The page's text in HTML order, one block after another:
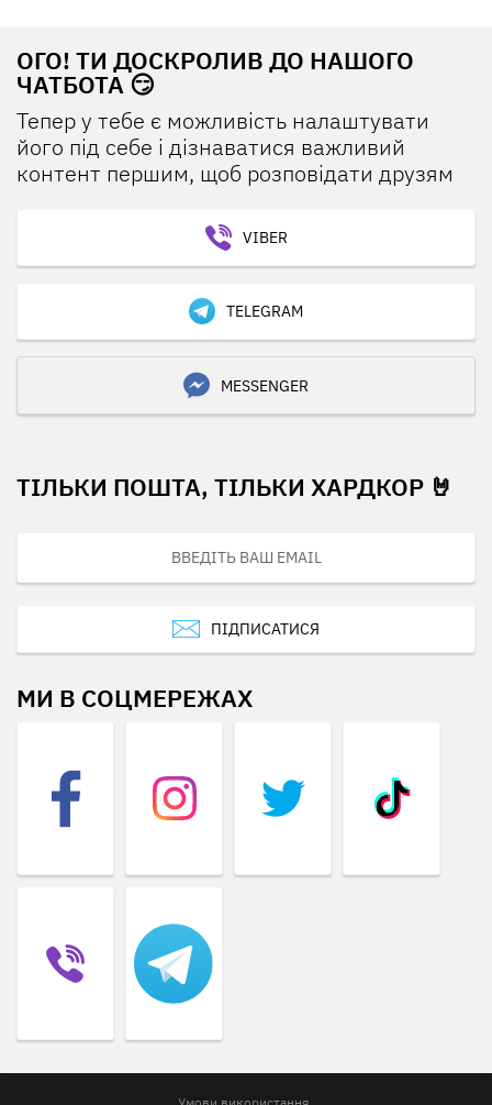
ОГО! ТИ ДОСКРОЛИВ ДО НАШОГО
ЧАТБОТА 😏
Тепер у тебе є можливість налаштувати
його під себе і дізнаватися важливий
контент першим, щоб розповідати друзям
VIBER
TELEGRAM
MESSENGER
ТІЛЬКИ ПОШТА, ТІЛЬКИ ХАРДКОР 🤘
ПІДПИСАТИСЯ
МИ В СОЦМЕРЕЖАХ